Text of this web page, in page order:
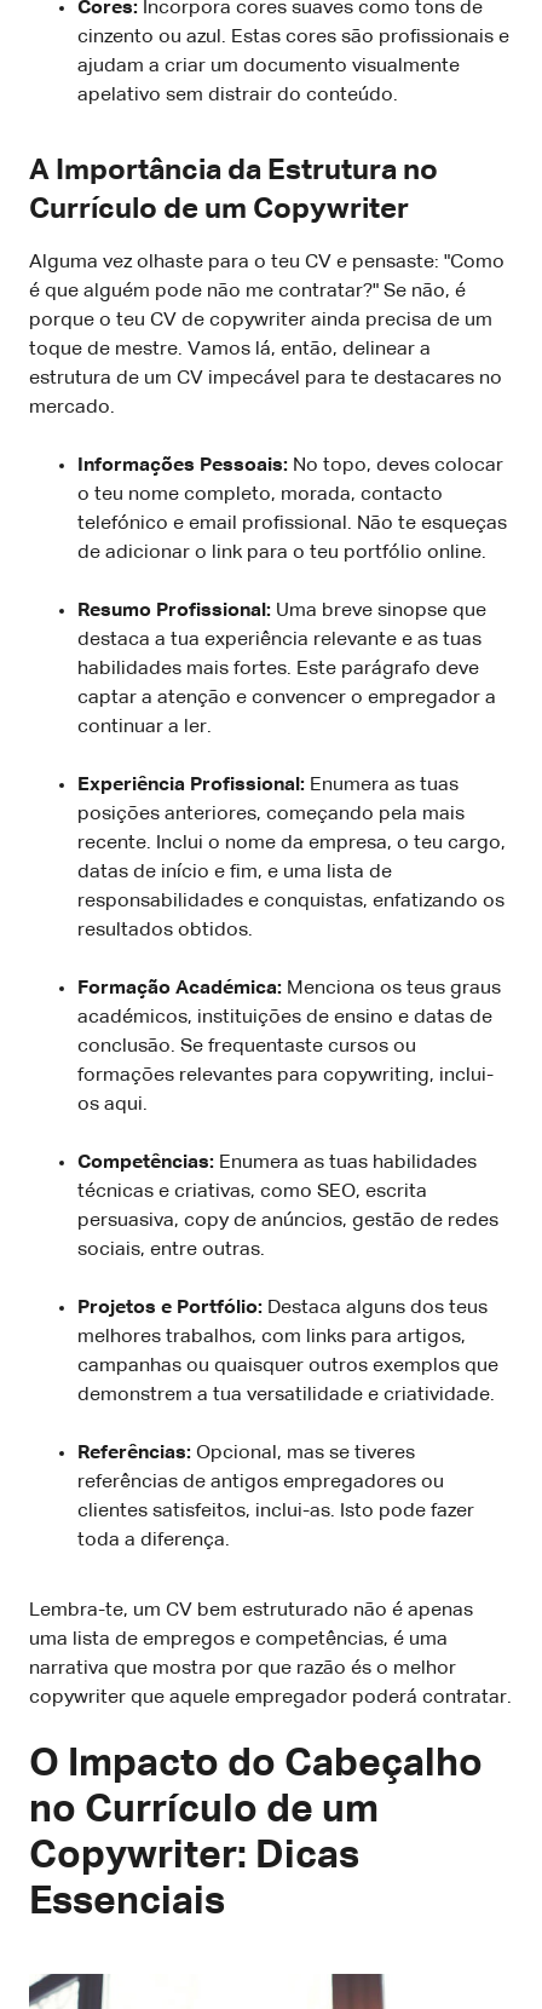
Cores: Incorpora cores suaves como tons de
cinzento ou azul. Estas cores são profissionais e
ajudam a criar um documento visualmente
apelativo sem distrair do conteúdo.
A Importância da Estrutura no
Currículo de um Copywriter
Alguma vez olhaste para o teu CV e pensaste: "Como
é que alguém pode não me contratar?" Se não, é
porque o teu CV de copywriter ainda precisa de um
toque de mestre. Vamos lá, então, delinear a
estrutura de um CV impecável para te destacares no
mercado.
Informações Pessoais: No topo, deves colocar
o teu nome completo, morada, contacto
telefónico e email profissional. Não te esqueças
de adicionar o link para o teu portfólio online.
Resumo Profissional: Uma breve sinopse que
destaca a tua experiência relevante e as tuas
habilidades mais fortes. Este parágrafo deve
captar a atenção e convencer o empregador a
continuar a ler.
Experiência Profissional: Enumera as tuas
posições anteriores, começando pela mais
recente. Inclui o nome da empresa, o teu cargo,
datas de início e fim, e uma lista de
responsabilidades e conquistas, enfatizando os
resultados obtidos.
Formação Académica: Menciona os teus graus
académicos, instituições de ensino e datas de
conclusão. Se frequentaste cursos ou
formações relevantes para copywriting, inclui-
os aqui.
Competências: Enumera as tuas habilidades
técnicas e criativas, como SEO, escrita
persuasiva, copy de anúncios, gestão de redes
sociais, entre outras.
Projetos e Portfólio: Destaca alguns dos teus
melhores trabalhos, com links para artigos,
campanhas ou quaisquer outros exemplos que
demonstrem a tua versatilidade e criatividade.
Referências: Opcional, mas se tiveres
referências de antigos empregadores ou
clientes satisfeitos, inclui-as. Isto pode fazer
toda a diferença.
Lembra-te, um CV bem estruturado não é apenas
uma lista de empregos e competências, é uma
narrativa que mostra por que razão és o melhor
copywriter que aquele empregador poderá contratar.
O Impacto do Cabeçalho
no Currículo de um
Copywriter: Dicas
Essenciais